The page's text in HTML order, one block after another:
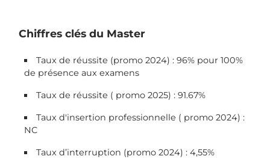
Chiffres clés du Master
Taux de réussite (promo 2024) : 96% pour 100%
de présence aux examens
Taux de réussite ( promo 2025) : 91.67%
Taux d'insertion professionnelle ( promo 2024) :
NC
Taux d’interruption (promo 2024) : 4,55%